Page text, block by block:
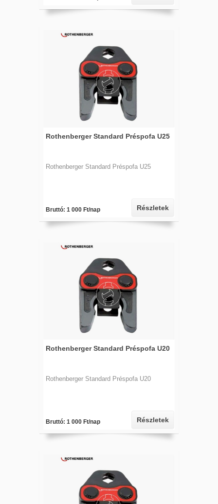
Rothenberger Standard Préspofa U25
Rothenberger Standard Préspofa U25
Bruttó: 1 000 Ft/nap Részletek
Rothenberger Standard Préspofa U20
Rothenberger Standard Préspofa U20
Bruttó: 1 000 Ft/nap Részletek